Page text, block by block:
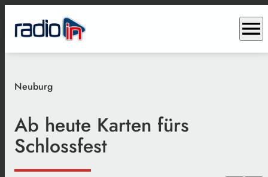
menu
Neuburg
Ab heute Karten fürs
Schlossfest